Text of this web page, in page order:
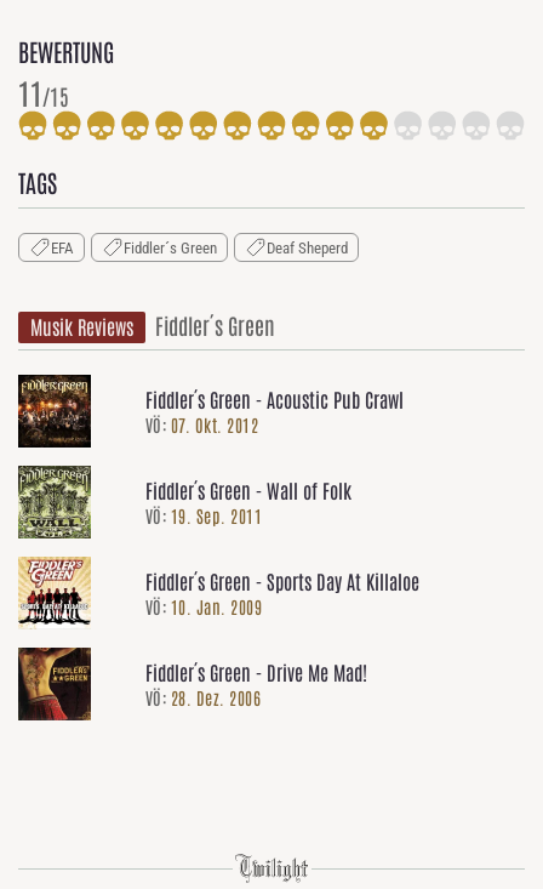
BEWERTUNG
11/15
TAGS
EFA Fiddler´s Green Deaf Sheperd
Musik Reviews Fiddler´s Green
Fiddler´s Green - Acoustic Pub Crawl
VÖ: 07. Okt. 2012
Fiddler´s Green - Wall of Folk
VÖ: 19. Sep. 2011
Fiddler´s Green - Sports Day At Killaloe
VÖ: 10. Jan. 2009
Fiddler´s Green - Drive Me Mad!
VÖ: 28. Dez. 2006